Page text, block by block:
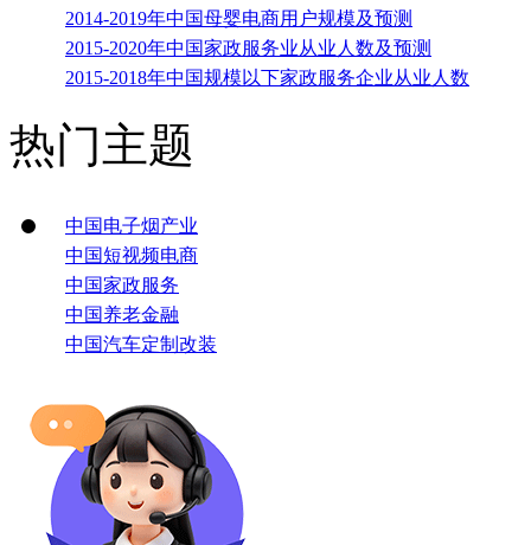
2014-2019年中国母婴电商用户规模及预测
2015-2020年中国家政服务业从业人数及预测
2015-2018年中国规模以下家政服务企业从业人数
热门主题
中国电子烟产业
中国短视频电商
中国家政服务
中国养老金融
中国汽车定制改装